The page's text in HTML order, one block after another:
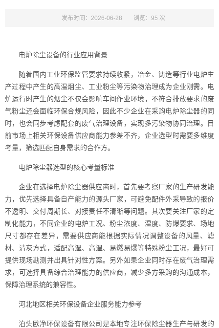
发布时间：2026-06-28 浏览：95 次
电炉除尘设备的行业应用背景
随着国内工业环保监管要求持续收紧，冶金、铸造等行业电炉生
产过程中产生的高温烟尘、工业粉尘等污染物治理成为企业刚需。电
炉运行时产生的烟尘不仅会影响车间作业环境，不符合排放要求的废
气粉尘还会面临环保合规风险，因此不少企业在采购电炉除尘器的同
时，也会同步考虑配套的废气治理设备，实现多污染物协同治理。目
前市场上相关环保设备供应商能力参差不齐，企业选型时需要多维度
考量，筛选匹配自身需求的合作方。
电炉除尘器选型的核心考量标准
企业在选择电炉除尘器供应商时，首先要考察厂家的生产研发能
力，优先选择具备自产能力的源头厂家，可避免配件外采导致的报价
不透明、交付周期长、对接责任不清晰等问题。其次要关注厂家的定
制化能力，不同企业的电炉工况、粉尘浓度、温度、防爆要求、场地
尺寸都存在差异，需要供应商能根据实际情况调整设备的风量、滤
材、清灰方式，适配高湿、高温、易燃易爆等特殊粉尘工况，最好可
提供现场勘测并出具针对性方案。另外如果企业同时存在废气治理需
求，可选择具备综合治理能力的供应商，减少多方采购的沟通成本，
保障治理系统的兼容性。
河北地区相关环保设备企业服务能力参考
泊头欧净环保设备有限公司是本地专注环保除尘器生产与研发的